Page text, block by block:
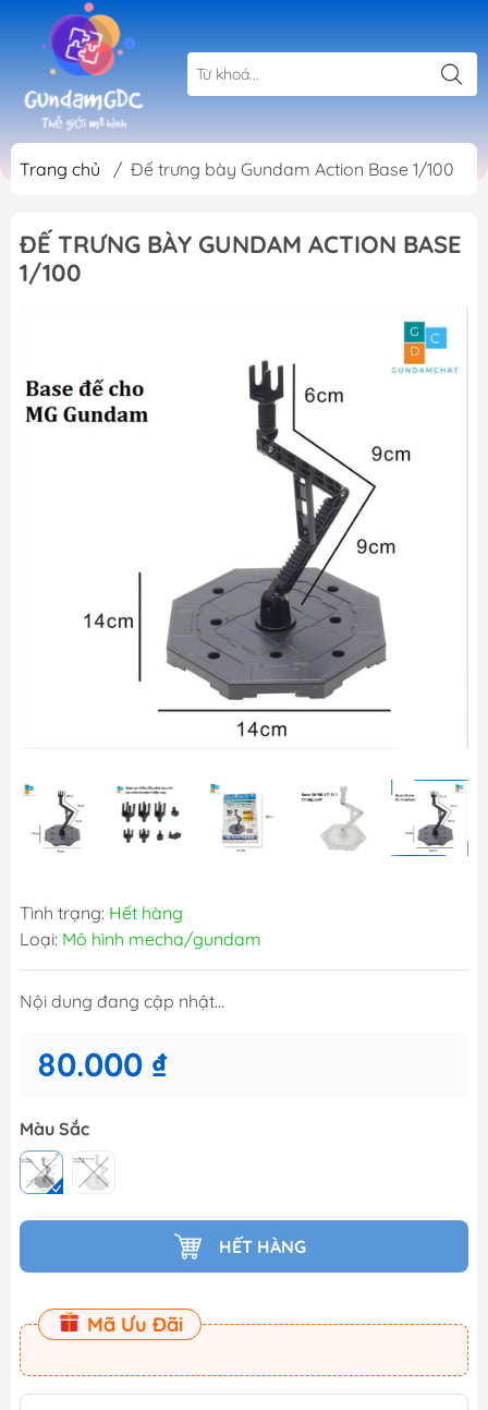
Trang chủ / Đế trưng bày Gundam Action Base 1/100
ĐẾ TRƯNG BÀY GUNDAM ACTION BASE
1/100
Tình trạng: Hết hàng
Loại: Mô hình mecha/gundam
Nội dung đang cập nhật...
80.000 ₫
Màu Sắc
HẾT HÀNG
Mã Ưu Đãi